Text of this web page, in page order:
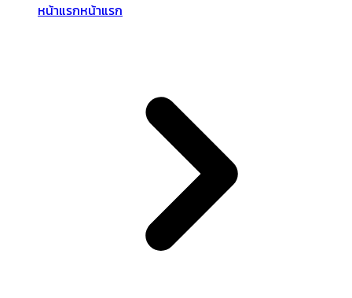
หน้าแรกหน้าแรก